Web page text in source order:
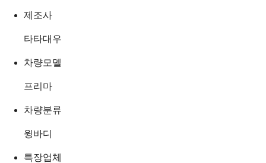
제조사
타타대우
차량모델
프리마
차량분류
윙바디
특장업체